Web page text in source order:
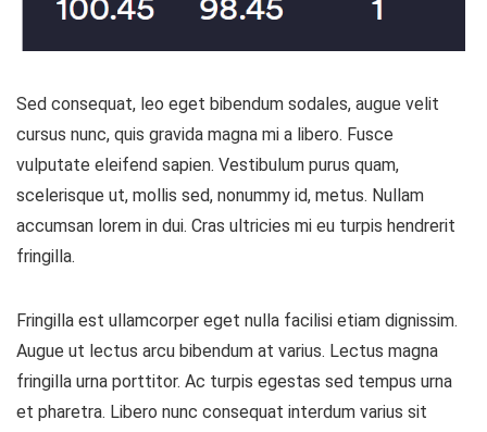
Sed consequat, leo eget bibendum sodales, augue velit
cursus nunc, quis gravida magna mi a libero. Fusce
vulputate eleifend sapien. Vestibulum purus quam,
scelerisque ut, mollis sed, nonummy id, metus. Nullam
accumsan lorem in dui. Cras ultricies mi eu turpis hendrerit
fringilla.
Fringilla est ullamcorper eget nulla facilisi etiam dignissim.
Augue ut lectus arcu bibendum at varius. Lectus magna
fringilla urna porttitor. Ac turpis egestas sed tempus urna
et pharetra. Libero nunc consequat interdum varius sit